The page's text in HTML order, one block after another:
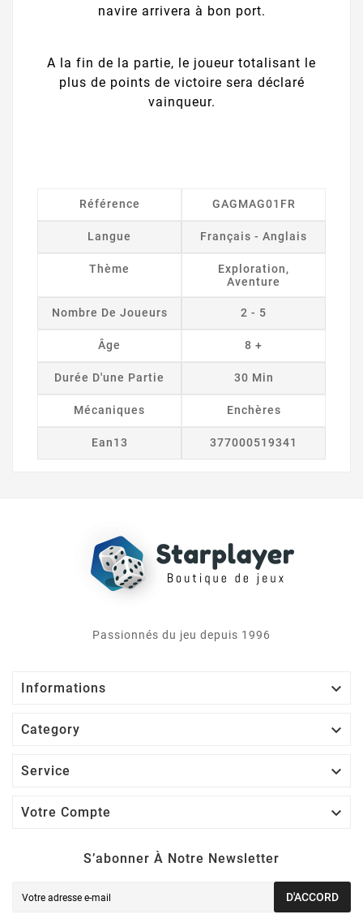
navire arrivera à bon port.
A la fin de la partie, le joueur totalisant le
plus de points de victoire sera déclaré
vainqueur.
Référence GAGMAG01FR
Langue Français - Anglais
Thème
Exploration,
Aventure
Nombre De Joueurs 2 - 5
Âge 8 +
Durée D'une Partie 30 Min
Mécaniques Enchères
Ean13 377000519341
Passionnés du jeu depuis 1996
Informations 
Category 
Service 
Votre Compte 
S’abonner À Notre Newsletter
D'ACCORD